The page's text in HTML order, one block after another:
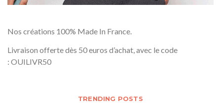
Nos créations 100% Made In France.
Livraison offerte dès 50 euros d’achat, avec le code
: OUILIVR50
TRENDING POSTS